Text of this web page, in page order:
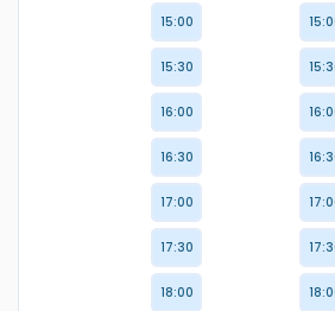
15:00
15:30
16:00
16:30
17:00
17:30
18:00